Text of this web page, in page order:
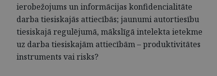
ierobežojums un informācijas konfidencialitāte
darba tiesiskajās attiecībās; jaunumi autortiesību
tiesiskajā regulējumā, mākslīgā intelekta ietekme
uz darba tiesiskajām attiecībām – produktivitātes
instruments vai risks?